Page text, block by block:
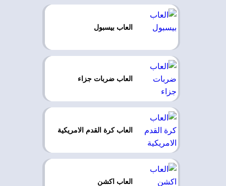
العاب بيسبول
العاب ضربات جزاء
العاب كرة القدم الامريكية
العاب اكشن